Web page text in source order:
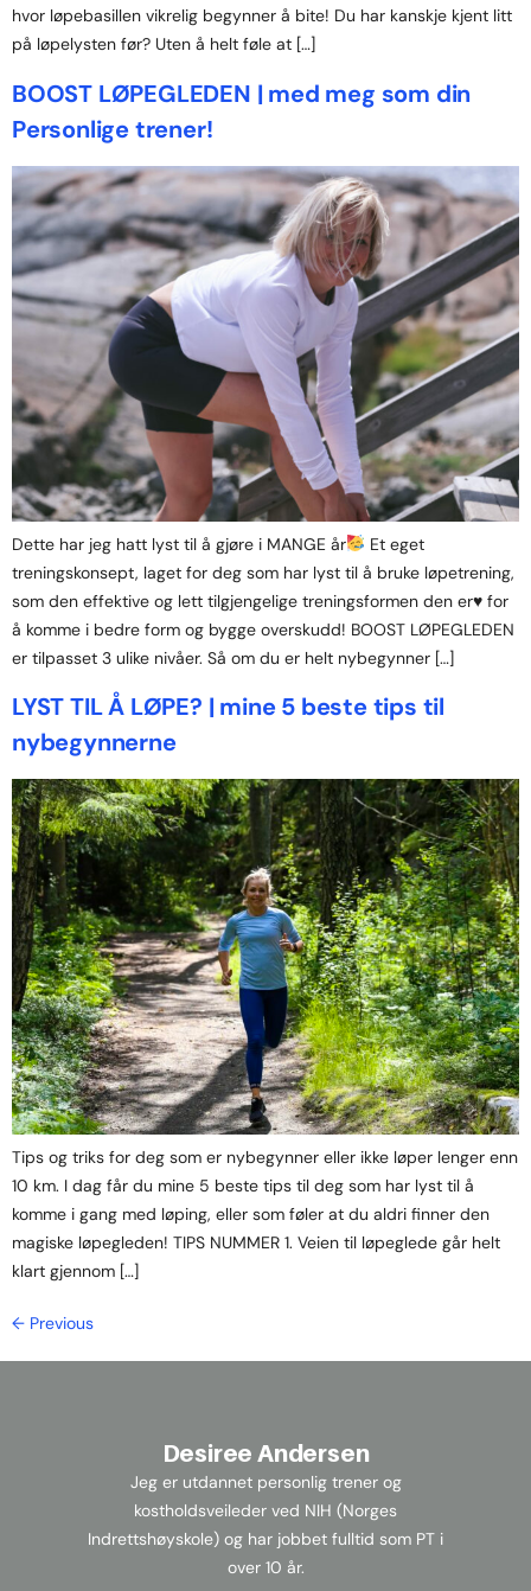
hvor løpebasillen vikrelig begynner å bite! Du har kanskje kjent litt
på løpelysten før? Uten å helt føle at […]
BOOST LØPEGLEDEN | med meg som din
Personlige trener!
Dette har jeg hatt lyst til å gjøre i MANGE år
Et eget
treningskonsept, laget for deg som har lyst til å bruke løpetrening,
som den effektive og lett tilgjengelige treningsformen den er♥️ for
å komme i bedre form og bygge overskudd! BOOST LØPEGLEDEN
er tilpasset 3 ulike nivåer. Så om du er helt nybegynner […]
LYST TIL Å LØPE? | mine 5 beste tips til
nybegynnerne
Tips og triks for deg som er nybegynner eller ikke løper lenger enn
10 km. I dag får du mine 5 beste tips til deg som har lyst til å
komme i gang med løping, eller som føler at du aldri finner den
magiske løpegleden! TIPS NUMMER 1. Veien til løpeglede går helt
klart gjennom […]
← Previous
Desiree Andersen
Jeg er utdannet personlig trener og
kostholdsveileder ved NIH (Norges
Indrettshøyskole) og har jobbet fulltid som PT i
over 10 år.